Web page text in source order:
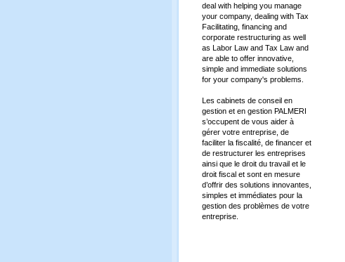
deal with helping you manage
your company, dealing with Tax
Facilitating, financing and
corporate restructuring as well
as Labor Law and Tax Law and
are able to offer innovative,
simple and immediate solutions
for your company's problems.
Les cabinets de conseil en
gestion et en gestion PALMERI
s’occupent de vous aider à
gérer votre entreprise, de
faciliter la fiscalité, de financer et
de restructurer les entreprises
ainsi que le droit du travail et le
droit fiscal et sont en mesure
d’offrir des solutions innovantes,
simples et immédiates pour la
gestion des problèmes de votre
entreprise.